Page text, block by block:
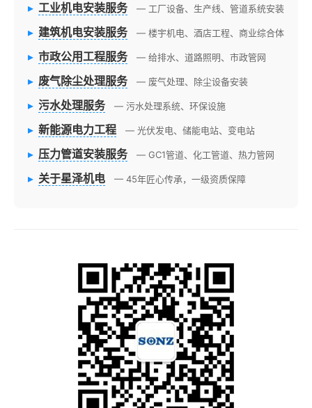
▸ 工业机电安装服务 — 工厂设备、生产线、管道系统安装
▸ 建筑机电安装服务 — 楼宇机电、酒店工程、商业综合体
▸ 市政公用工程服务 — 给排水、道路照明、市政管网
▸ 废气除尘处理服务 — 废气处理、除尘设备安装
▸ 污水处理服务 — 污水处理系统、环保设施
▸ 新能源电力工程 — 光伏发电、储能电站、变电站
▸ 压力管道安装服务 — GC1管道、化工管道、热力管网
▸ 关于星泽机电 — 45年匠心传承，一级资质保障